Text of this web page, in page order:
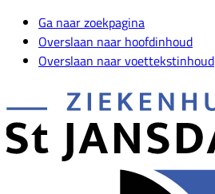
Ga naar zoekpagina
Overslaan naar hoofdinhoud
Overslaan naar voettekstinhoud